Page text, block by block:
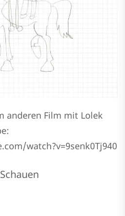
anderen Film mit Lolek
watch?v=9senk0Tj940